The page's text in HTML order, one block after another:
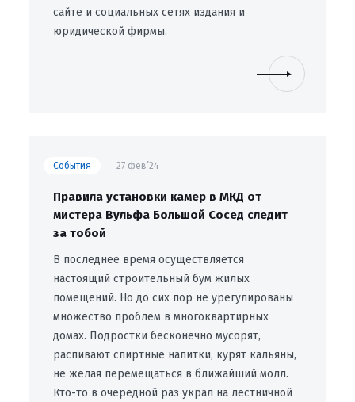
сайте и социальных сетях издания и
юридической фирмы.
События 27 фев’24
Правила установки камер в МКД от
мистера Вульфа Большой Сосед следит
за тобой
В последнее время осуществляется
настоящий строительный бум жилых
помещений. Но до сих пор не урегулированы
множество проблем в многоквартирных
домах. Подростки бесконечно мусорят,
распивают спиртные напитки, курят кальяны,
не желая перемещаться в ближайший молл.
Кто-то в очередной раз украл на лестничной